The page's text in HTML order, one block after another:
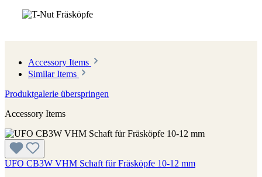
Accessory Items
Similar Items
Produktgalerie überspringen
Accessory Items
UFO CB3W VHM Schaft für Fräsköpfe 10-12 mm